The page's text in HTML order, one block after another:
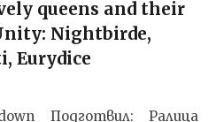
queens and their
Nightbirde,
Eurydice
Подготвил: Ралица